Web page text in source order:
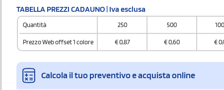
Quantità per scatola
600
TABELLA PREZZI CADAUNO | Iva esclusa
Quantità 250 500
Prezzo Web offset 1 colore €0,87 €0,60 €
Calcola il tuo preventivo e acquista online